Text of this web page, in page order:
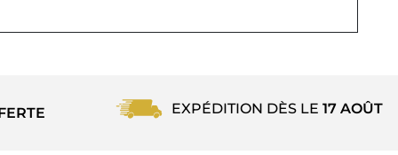
EXPÉDITION DÈS LE 17 AOÛT